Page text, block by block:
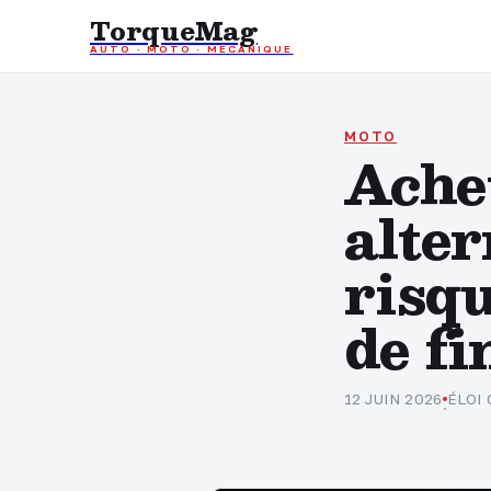
TorqueMag
AUTO · MOTO · MÉCANIQUE
MOTO
de
12 JUIN 2026
·
ÉLOI